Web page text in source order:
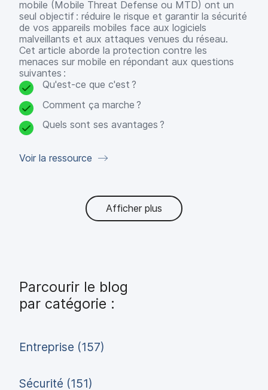
mobile (Mobile Threat Defense ou MTD) ont un
seul objectif : réduire le risque et garantir la sécurité
de vos appareils mobiles face aux logiciels
malveillants et aux attaques venues du réseau.
Cet article aborde la protection contre les
menaces sur mobile en répondant aux questions
suivantes :
Qu'est-ce que c'est ?
Comment ça marche ?
Quels sont ses avantages ?
Voir la ressource
Afficher plus
Parcourir le blog
par catégorie :
Entreprise (157)
Sécurité (151)